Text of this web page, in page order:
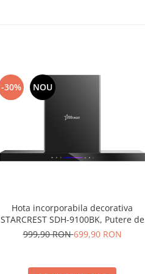
-30% NOU
Hota incorporabila decorativa
STARCREST SDH-9100BK, Putere de
absorbtie 500 m3/h, Control touch,
999,90 RON699,90 RON